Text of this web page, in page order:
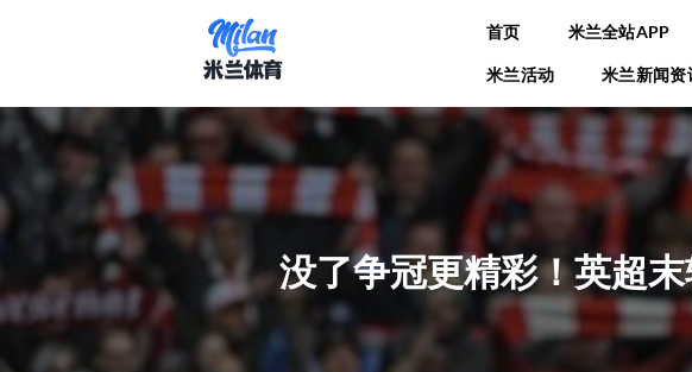
容
首页 米兰全站APP
米兰活动 米兰新闻资
没了争冠更精彩！英超